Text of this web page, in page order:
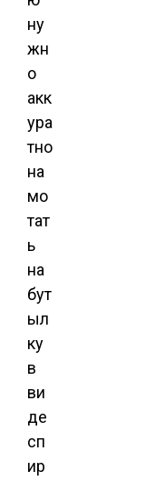
ну
жн
о
акк
ура
тно
на
мо
тат
ь
на
бут
ыл
ку
в
ви
де
сп
ир